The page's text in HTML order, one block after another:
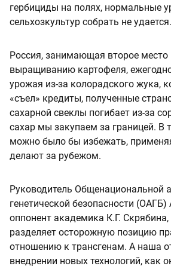
гербициды на полях, нормальные
сельхозкультур собрать не удается.
Россия, занимающая второе место
выращиванию картофеля, ежегодно
урожая из-за колорадского жука,
«съел» кредиты, полученные
сахарной свеклы погибает из-за
сахар мы закупаем за границей. В
можно было бы избежать,
делают за рубежом.
Руководитель Общенациональной
генетической безопасности
оппонент академика К.Г. Скрябина,
разделяет осторожную позицию
отношению к трансгенам. А наша
внедрении новых технологий, как